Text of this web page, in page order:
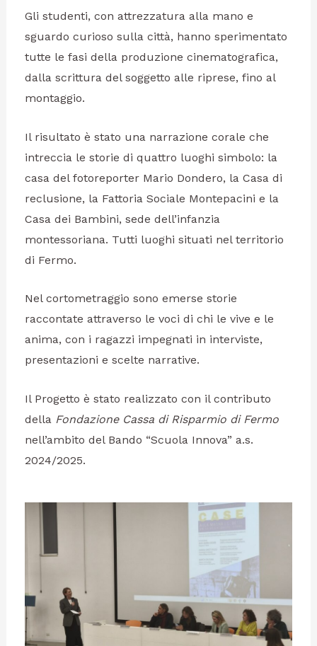
Gli studenti, con attrezzatura alla mano e
sguardo curioso sulla città, hanno sperimentato
tutte le fasi della produzione cinematografica,
dalla scrittura del soggetto alle riprese, fino al
montaggio.
Il risultato è stato una narrazione corale che
intreccia le storie di quattro luoghi simbolo: la
casa del fotoreporter Mario Dondero, la Casa di
reclusione, la Fattoria Sociale Montepacini e la
Casa dei Bambini, sede dell’infanzia
montessoriana. Tutti luoghi situati nel territorio
di Fermo.
Nel cortometraggio sono emerse storie
raccontate attraverso le voci di chi le vive e le
anima, con i ragazzi impegnati in interviste,
presentazioni e scelte narrative.
Il Progetto è stato realizzato con il contributo
della Fondazione Cassa di Risparmio di Fermo
nell’ambito del Bando “Scuola Innova” a.s.
2024/2025.